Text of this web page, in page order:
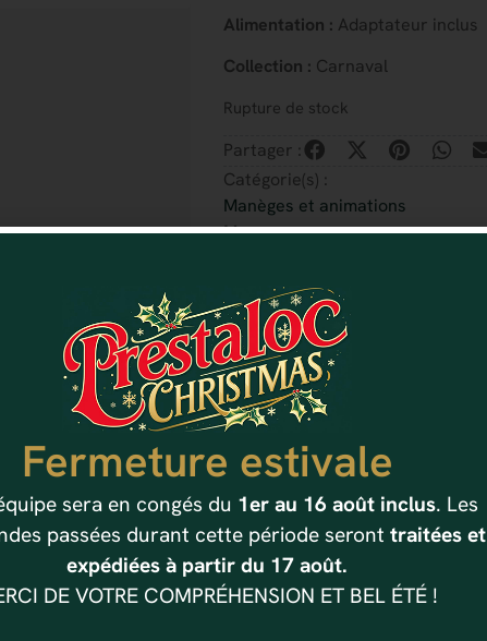
Alimentation : Adaptateur inclus
Collection : Carnaval
Rupture de stock
Partager :
Catégorie(s) :
Manèges et animations
Marque :
Référence : 728162944825
Code produit : # 94482
Vous aimerez aussi
Fermeture estivale
sera en congés du 1er au 16 août inclus. Les
passées durant cette période seront traitées et
expédiées à partir du 17 août.
DE VOTRE COMPRÉHENSION ET BEL ÉTÉ !